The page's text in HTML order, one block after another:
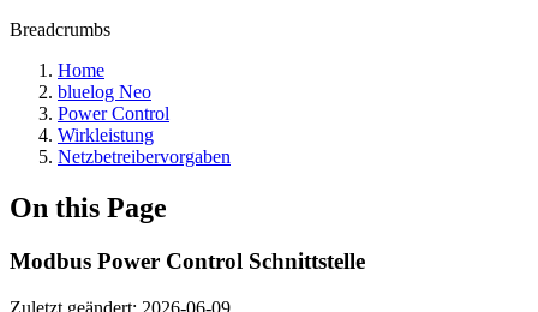
Breadcrumbs
Home
bluelog Neo
Power Control
Wirkleistung
Netzbetreibervorgaben
On this Page
Modbus Power Control Schnittstelle
Zuletzt geändert: 2026-06-09